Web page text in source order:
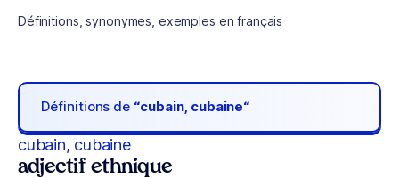
Définitions, synonymes, exemples en français
Définitions de “cubain, cubaine“
cubain, cubaine
adjectif ethnique